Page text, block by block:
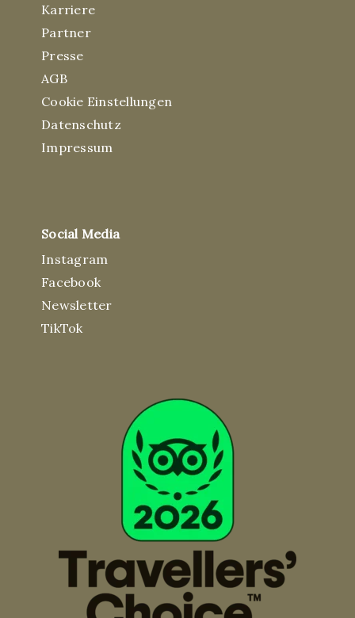
Karriere
Partner
Presse
AGB
Cookie Einstellungen
Datenschutz
Impressum
Social Media
Instagram
Facebook
Newsletter
TikTok